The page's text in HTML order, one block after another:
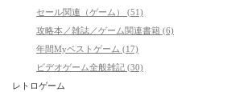
セール関連（ゲーム） (51)
攻略本／雑誌／ゲーム関連書籍 (6)
年間Myベストゲーム (17)
ビデオゲーム全般雑記 (30)
レトロゲーム